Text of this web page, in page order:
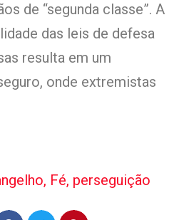
de “segunda classe”. A
das leis de defesa
resulta em um
onde extremistas
, Fé, perseguição